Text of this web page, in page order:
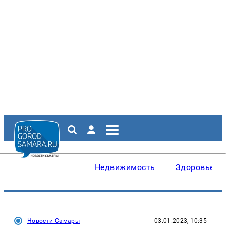
Недвижимость Здоровье
Новости Самары 03.01.2023, 10:35